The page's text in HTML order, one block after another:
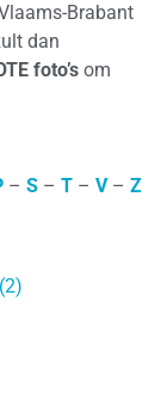
Brabant
dan
foto’s om
– S – T – V– Z